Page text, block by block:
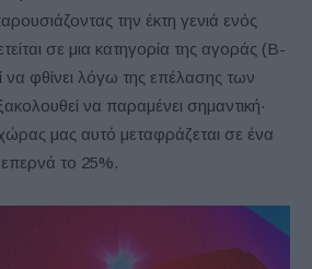
την έκτη γενιά ενός
σε μια κατηγορία της αγοράς (B-
φθίνει λόγω της επέλασης των
να παραμένει σημαντική·
μας αυτό μεταφράζεται σε ένα
το 25%.